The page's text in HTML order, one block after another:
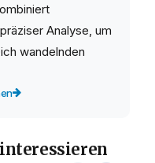
Analyse, um
wandelnden